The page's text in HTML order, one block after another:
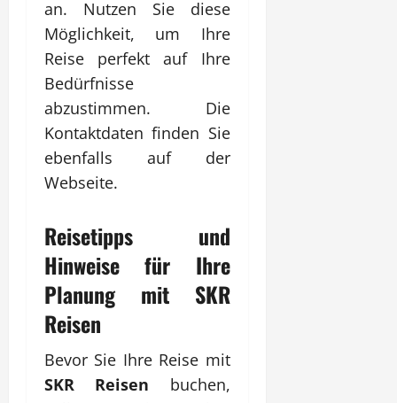
an. Nutzen Sie diese
Möglichkeit, um Ihre
Reise perfekt auf Ihre
Bedürfnisse
abzustimmen. Die
Kontaktdaten finden Sie
ebenfalls auf der
Webseite.
Reisetipps und
Hinweise für Ihre
Planung mit SKR
Reisen
Bevor Sie Ihre Reise mit
SKR Reisen buchen,